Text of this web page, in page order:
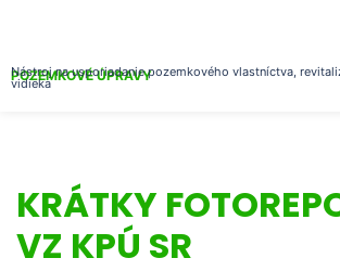
POZEMKOVÉ ÚPRAVY
Nástroj na usporiadanie pozemkového vlastníctva,
vidieka
KRÁTKY
VZ KPÚ SR